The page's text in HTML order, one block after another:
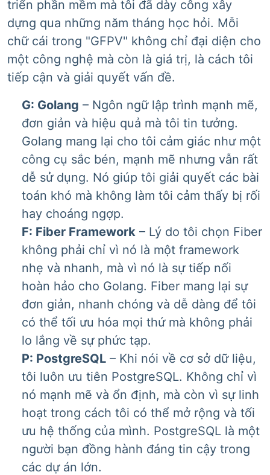
triển phần mềm mà tôi đã dày công xây
dựng qua những năm tháng học hỏi. Mỗi
chữ cái trong "GFPV" không chỉ đại diện cho
một công nghệ mà còn là giá trị, là cách tôi
tiếp cận và giải quyết vấn đề.
G: Golang – Ngôn ngữ lập trình mạnh mẽ,
đơn giản và hiệu quả mà tôi tin tưởng.
Golang mang lại cho tôi cảm giác như một
công cụ sắc bén, mạnh mẽ nhưng vẫn rất
dễ sử dụng. Nó giúp tôi giải quyết các bài
toán khó mà không làm tôi cảm thấy bị rối
hay choáng ngợp.
F: Fiber Framework – Lý do tôi chọn Fiber
không phải chỉ vì nó là một framework
nhẹ và nhanh, mà vì nó là sự tiếp nối
hoàn hảo cho Golang. Fiber mang lại sự
đơn giản, nhanh chóng và dễ dàng để tôi
có thể tối ưu hóa mọi thứ mà không phải
lo lắng về sự phức tạp.
P: PostgreSQL – Khi nói về cơ sở dữ liệu,
tôi luôn ưu tiên PostgreSQL. Không chỉ vì
nó mạnh mẽ và ổn định, mà còn vì sự linh
hoạt trong cách tôi có thể mở rộng và tối
ưu hệ thống của mình. PostgreSQL là một
người bạn đồng hành đáng tin cậy trong
các dự án lớn.